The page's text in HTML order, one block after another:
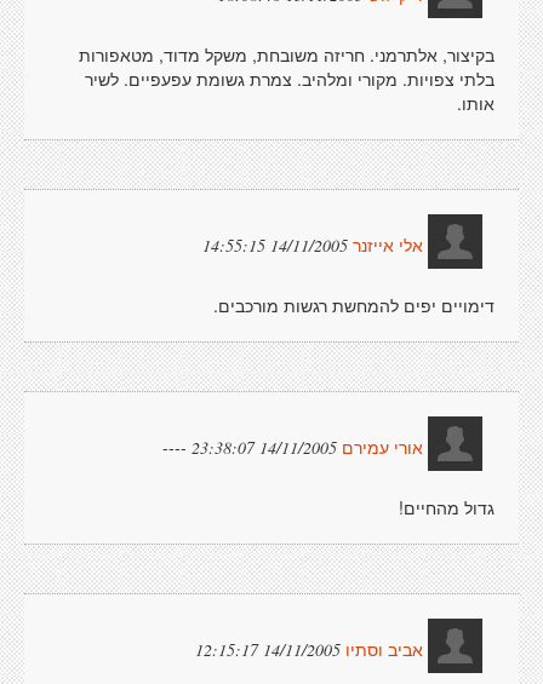
בקיצור, אלתרמני. חריזה משובחת, משקל מדוד, מטאפורות
בלתי צפויות. מקורי ומלהיב. צמרת גשומת עפעפיים. לשיר
אותו.
אלי אייזנר 14/11/2005 14:55:15
דימויים יפים להמחשת רגשות מורכבים.
אורי עמירם 14/11/2005 23:38:07
----
גדול מהחיים!
אביב וסתיו 14/11/2005 12:15:17